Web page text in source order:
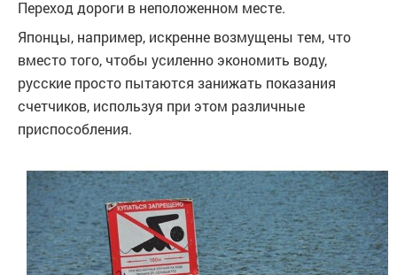
Переход дороги в неположенном месте.
Японцы, например, искренне возмущены тем, что
вместо того, чтобы усиленно экономить воду,
русские просто пытаются занижать показания
счетчиков, используя при этом различные
приспособления.